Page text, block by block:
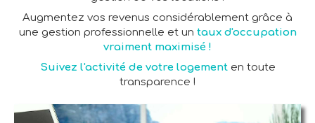
Augmentez vos revenus considérablement grâce à
une gestion professionnelle et un taux d'occupation
vraiment maximisé !
Suivez l'activité de votre logementen toute
transparence !